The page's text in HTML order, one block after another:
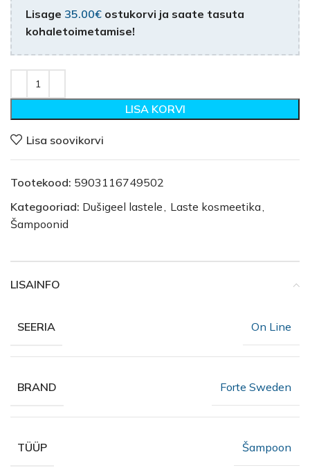
Lisage 35.00€ ostukorvi ja saate tasuta
kohaletoimetamise!
LISA KORVI
Lisa soovikorvi
Tootekood: 5903116749502
Kategooriad: Dušigeel lastele, Laste kosmeetika,
Šampoonid
LISAINFO
SEERIA On Line
BRAND Forte Sweden
TÜÜP Šampoon